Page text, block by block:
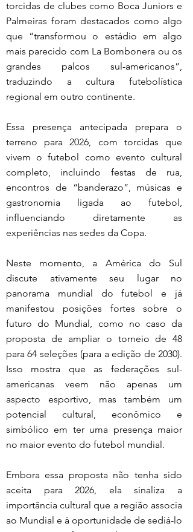
torcidas de clubes como Boca Juniors e
Palmeiras foram destacados como algo
que “transformou o estádio em algo
mais parecido com La Bombonera ou os
grandes palcos sul-americanos”,
traduzindo a cultura futebolística
regional em outro continente.
Essa presença antecipada prepara o
terreno para 2026, com torcidas que
vivem o futebol como evento cultural
completo, incluindo festas de rua,
encontros de “banderazo”, músicas e
gastronomia ligada ao futebol,
influenciando diretamente as
experiências nas sedes da Copa.
Neste momento, a América do Sul
discute ativamente seu lugar no
panorama mundial do futebol e já
manifestou posições fortes sobre o
futuro do Mundial, como no caso da
proposta de ampliar o torneio de 48
para 64 seleções (para a edição de 2030).
Isso mostra que as federações sul-
americanas veem não apenas um
aspecto esportivo, mas também um
potencial cultural, econômico e
simbólico em ter uma presença maior
no maior evento do futebol mundial.
Embora essa proposta não tenha sido
aceita para 2026, ela sinaliza a
importância cultural que a região associa
ao Mundial e à oportunidade de sediá-lo